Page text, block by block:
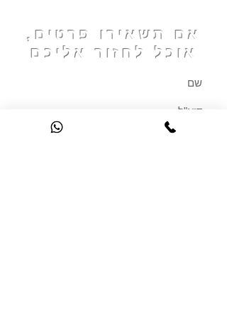
אם תשאירו פרטים,
אוכל לחזור אליכם